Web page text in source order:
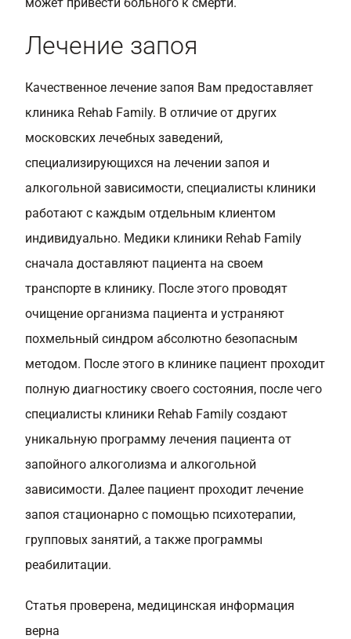
Лечение запоя
Качественное лечение запоя Вам предоставляет
клиника Rehab Family. В отличие от других
московских лечебных заведений,
специализирующихся на лечении запоя и
алкогольной зависимости, специалисты клиники
работают с каждым отдельным клиентом
индивидуально. Медики клиники Rehab Family
сначала доставляют пациента на своем
транспорте в клинику. После этого проводят
очищение организма пациента и устраняют
похмельный синдром абсолютно безопасным
методом. После этого в клинике пациент проходит
полную диагностику своего состояния, после чего
специалисты клиники Rehab Family создают
уникальную программу лечения пациента от
запойного алкоголизма и алкогольной
зависимости. Далее пациент проходит лечение
запоя стационарно с помощью психотерапии,
групповых занятий, а также программы
реабилитации.
Статья проверена, медицинская информация
верна